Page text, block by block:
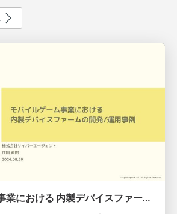
モバイルゲーム事業における 内製デバイスファームの開発/運用事例